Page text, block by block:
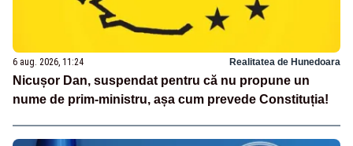
6 aug. 2026, 11:24 Realitatea de Hunedoara
Nicușor Dan, suspendat pentru că nu propune un
nume de prim-ministru, așa cum prevede Constituția!